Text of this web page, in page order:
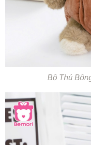
Bộ Thú